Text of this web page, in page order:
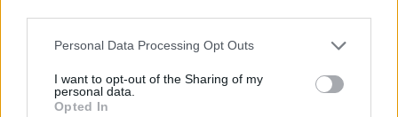
Personal Data Processing Opt Outs
I want to opt-out of the Sharing of my
personal data.
Opted In
ρέστα στα εκδικητικά διαζύγια.
Και φυσικά τα τέκνα εργαλειοποιούνται για να
ο σύζυγος, που έχει και λεφτά και περιουσία